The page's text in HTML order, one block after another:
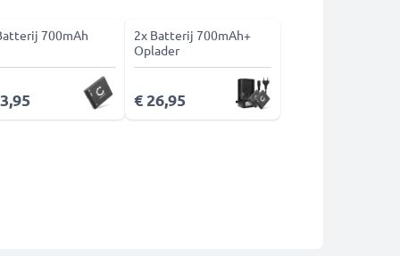
700mAh
2x Batterij 700mAh+
Oplader
€ 26,95